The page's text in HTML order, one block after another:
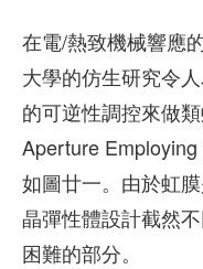
在電/熱致機械響應
大學的仿生研究令
的可逆性調控來做
Aperture Employing
如圖廿一。由於虹
晶彈性體設計截然
困難的部分。